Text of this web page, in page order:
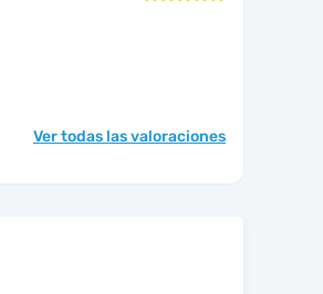
Ver todas las valoraciones